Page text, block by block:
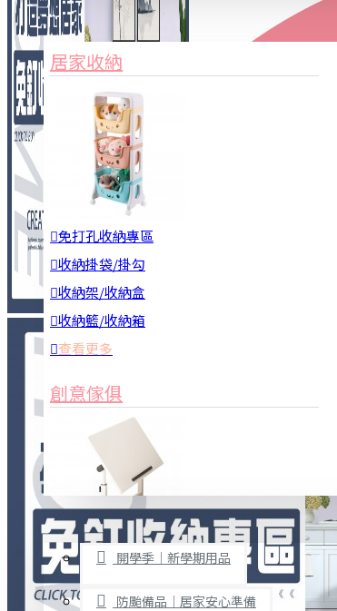
3C周邊
居家安全
居家清潔
查看更多
餐飲廚具
廚房收納
烘焙用具
隨身餐具
查看更多
文具禮品
家俱&收納
居家收納
免打孔收納專區
收納掛袋/掛勾
收納架/收納盒
收納籃/收納箱
查看更多
創意傢俱
桌子/椅子
置物架/收納櫃
限時促銷
開學季｜新學期用品
防颱備品｜居家安心準備